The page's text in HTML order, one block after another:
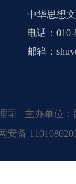
中华思想
电话：010-
邮箱：
司 主办单位
安备